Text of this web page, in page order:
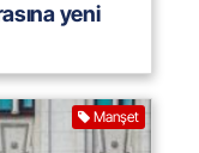
yeni
Manşet